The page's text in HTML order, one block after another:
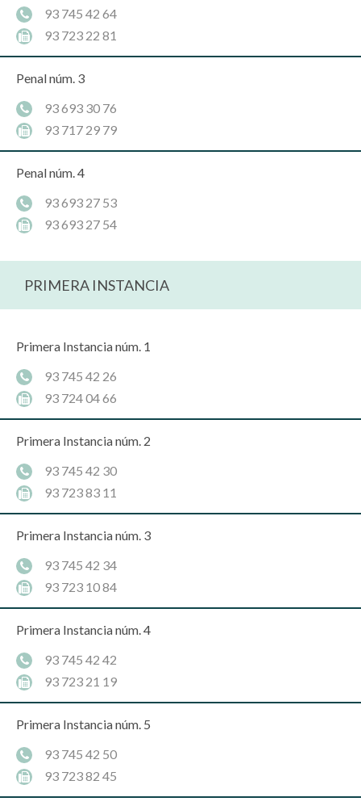
93 745 42 64
93 723 22 81
Penal núm. 3
93 693 30 76
93 717 29 79
Penal núm. 4
93 693 27 53
93 693 27 54
PRIMERA INSTANCIA
Primera Instancia núm. 1
93 745 42 26
93 724 04 66
Primera Instancia núm. 2
93 745 42 30
93 723 83 11
Primera Instancia núm. 3
93 745 42 34
93 723 10 84
Primera Instancia núm. 4
93 745 42 42
93 723 21 19
Primera Instancia núm. 5
93 745 42 50
93 723 82 45